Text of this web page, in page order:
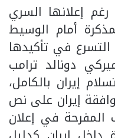
إعلانها السري
أمام الوسيط
في تأكيدها
دونالد ترامب
إيران بالكامل،
إيران على نص
المفرحة في إعلان